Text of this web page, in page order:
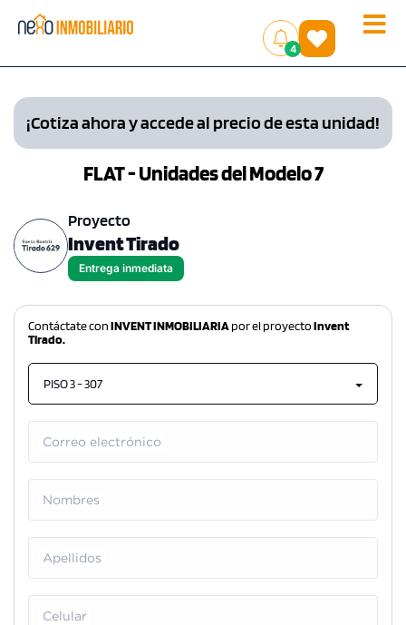
Toggle
4
()
¡Cotiza ahora y accede al precio de esta unidad!
FLAT - Unidades del Modelo 7
Proyecto
Invent Tirado
Entrega inmediata
Contáctate conINVENT INMOBILIARIApor el proyectoInvent
Tirado.
PISO 3 - 307
Correo electrónico
Nombres
Apellidos
Celular